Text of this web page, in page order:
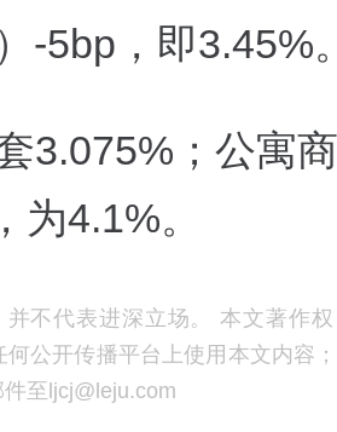
-5bp，即3.45%。
3.075%；公寓商
4.1%。
不代表进深立场。 本文著作
公开传播平台上使用本文内容
至ljcj@leju.com